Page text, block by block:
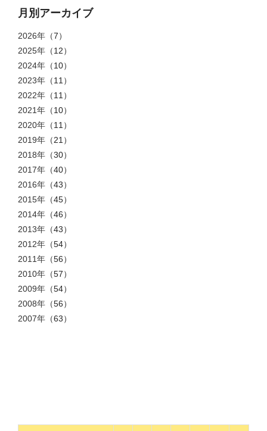
月別アーカイブ
2026年 （7）
2025年 （12）
2024年 （10）
2023年 （11）
2022年 （11）
2021年 （10）
2020年 （11）
2019年 （21）
2018年 （30）
2017年 （40）
2016年 （43）
2015年 （45）
2014年 （46）
2013年 （43）
2012年 （54）
2011年 （56）
2010年 （57）
2009年 （54）
2008年 （56）
2007年 （63）